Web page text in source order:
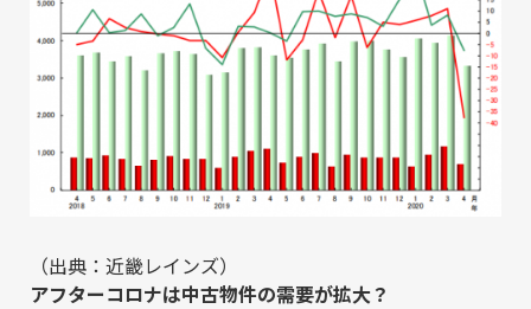
（出典： 近畿レインズ）
アフターコロナは中古物件の需要が拡大？